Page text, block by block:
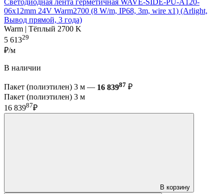
Светодиодная лента герметичная WAVE-SIDE-PU-A120-
06x12mm 24V Warm2700 (8 W/m, IP68, 3m, wire x1) (Arlight,
Вывод прямой, 3 года)
Warm | Тёплый 2700 K
5 61329
₽/м
В наличии
Пакет (полиэтилен) 3 м — 16 83987 ₽
Пакет (полиэтилен) 3 м
16 83987₽
В корзину